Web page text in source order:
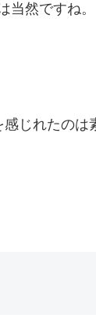
当然ですね。
じれたのは